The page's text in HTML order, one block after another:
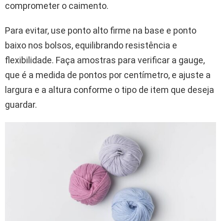
comprometer o caimento.
Para evitar, use ponto alto firme na base e ponto
baixo nos bolsos, equilibrando resistência e
flexibilidade. Faça amostras para verificar a gauge,
que é a medida de pontos por centímetro, e ajuste a
largura e a altura conforme o tipo de item que deseja
guardar.